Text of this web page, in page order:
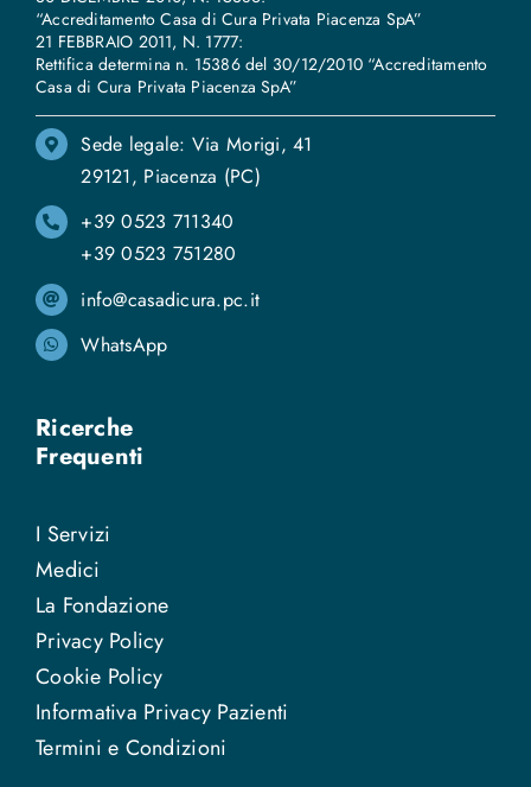
“Accreditamento Casa di Cura Privata Piacenza SpA”
21 FEBBRAIO 2011, N. 1777:
Rettifica determina n. 15386 del 30/12/2010 “Accreditamento
Casa di Cura Privata Piacenza SpA”
Sede legale: Via Morigi, 41
29121, Piacenza (PC)
+39 0523 711340
+39 0523 751280
info@casadicura.pc.it
WhatsApp
Ricerche
Frequenti
I Servizi
Medici
La Fondazione
Privacy Policy
Cookie Policy
Informativa Privacy Pazienti
Termini e Condizioni